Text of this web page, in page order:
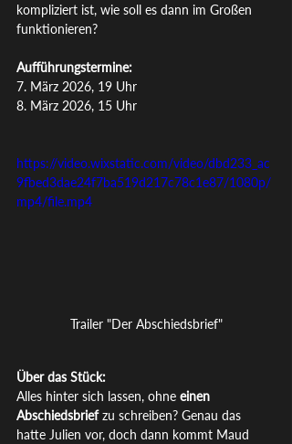
kompliziert ist, wie soll es dann im Großen
funktionieren?
Aufführungstermine:
7. März 2026, 19 Uhr
8. März 2026, 15 Uhr
https://video.wixstatic.com/video/dbd233_ac
9fbed3dae24f7ba519d217c78c1e87/1080p/
mp4/file.mp4
Trailer "Der Abschiedsbrief"
Über das Stück:
Alles hinter sich lassen, ohne einen
Abschiedsbrief zu schreiben? Genau das
hatte Julien vor, doch dann kommt Maud